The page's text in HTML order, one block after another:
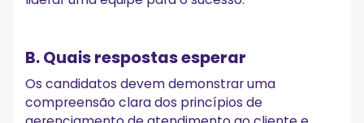
B. Quais respostas esperar
Os candidatos devem demonstrar uma
compreensão clara dos princípios de